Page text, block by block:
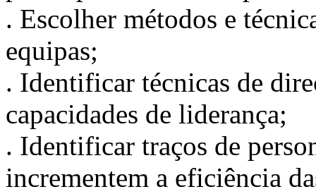
. Escolher métodos e
equipas;
. Identificar técnicas de
capacidades de liderança;
. Identificar traços de
incrementem a eficiência